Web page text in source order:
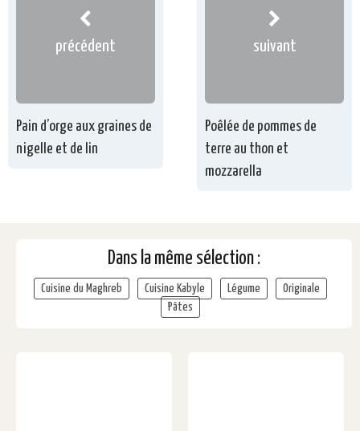
précédent
Pain d’orge aux graines de
nigelle et de lin
suivant
Poêlée de pommes de
terre au thon et
mozzarella
Dans la même sélection :
Cuisine du Maghreb Cuisine Kabyle Légume
Originale
Pâtes